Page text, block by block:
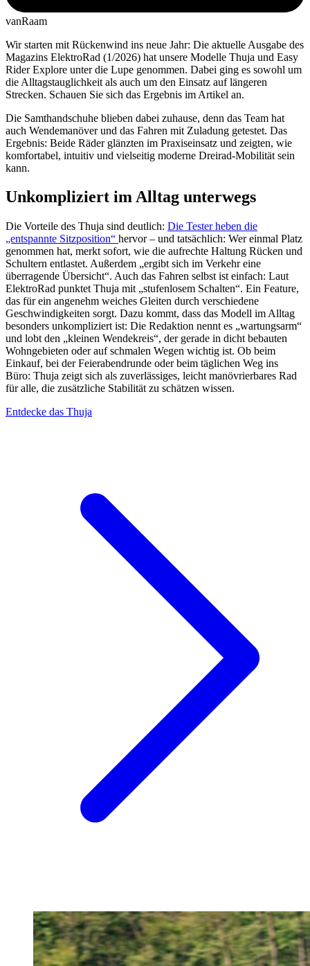
vanRaam
Wir starten mit Rückenwind ins neue Jahr: Die aktuelle Ausgabe des
Magazins ElektroRad (1/2026) hat unsere Modelle Thuja und Easy
Rider Explore unter die Lupe genommen. Dabei ging es sowohl um
die Alltagstauglichkeit als auch um den Einsatz auf längeren
Strecken. Schauen Sie sich das Ergebnis im Artikel an.
Die Samthandschuhe blieben dabei zuhause, denn das Team hat
auch Wendemanöver und das Fahren mit Zuladung getestet. Das
Ergebnis: Beide Räder glänzten im Praxiseinsatz und zeigten, wie
komfortabel, intuitiv und vielseitig moderne Dreirad‑Mobilität sein
kann.
Unkompliziert im Alltag unterwegs
Die Vorteile des Thuja sind deutlich: Die Tester heben die
„entspannte Sitzposition“ hervor – und tatsächlich: Wer einmal Platz
genommen hat, merkt sofort, wie die aufrechte Haltung Rücken und
Schultern entlastet. Außerdem „ergibt sich im Verkehr eine
überragende Übersicht“. Auch das Fahren selbst ist einfach: Laut
ElektroRad punktet Thuja mit „stufenlosem Schalten“. Ein Feature,
das für ein angenehm weiches Gleiten durch verschiedene
Geschwindigkeiten sorgt. Dazu kommt, dass das Modell im Alltag
besonders unkompliziert ist: Die Redaktion nennt es „wartungsarm“
und lobt den „kleinen Wendekreis“, der gerade in dicht bebauten
Wohngebieten oder auf schmalen Wegen wichtig ist. Ob beim
Einkauf, bei der Feierabendrunde oder beim täglichen Weg ins
Büro: Thuja zeigt sich als zuverlässiges, leicht manövrierbares Rad
für alle, die zusätzliche Stabilität zu schätzen wissen.
Entdecke das Thuja